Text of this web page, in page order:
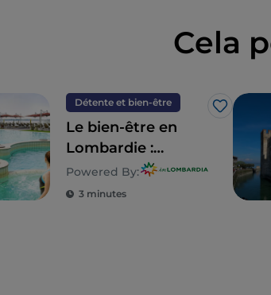
Cela
Détente et bien-être
J’aime
Le bien-être en
Lombardie :
7 destinations pour
une detox totale
Powered By:
3 minutes